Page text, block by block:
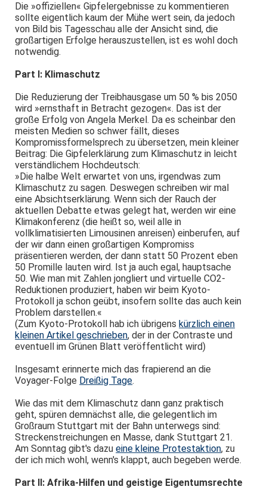
Die »offiziellen« Gipfelergebnisse zu kommentieren
sollte eigentlich kaum der Mühe wert sein, da jedoch
von Bild bis Tagesschau alle der Ansicht sind, die
großartigen Erfolge herauszustellen, ist es wohl doch
notwendig.
Part I: Klimaschutz
Die Reduzierung der Treibhausgase um 50 % bis 2050
wird »ernsthaft in Betracht gezogen«. Das ist der
große Erfolg von Angela Merkel. Da es scheinbar den
meisten Medien so schwer fällt, dieses
Kompromissformelsprech zu übersetzen, mein kleiner
Beitrag: Die Gipfelerklärung zum Klimaschutz in leicht
verständlichem Hochdeutsch:
»Die halbe Welt erwartet von uns, irgendwas zum
Klimaschutz zu sagen. Deswegen schreiben wir mal
eine Absichtserklärung. Wenn sich der Rauch der
aktuellen Debatte etwas gelegt hat, werden wir eine
Klimakonferenz (die heißt so, weil alle in
vollklimatisierten Limousinen anreisen) einberufen, auf
der wir dann einen großartigen Kompromiss
präsentieren werden, der dann statt 50 Prozent eben
50 Promille lauten wird. Ist ja auch egal, hauptsache
50. Wie man mit Zahlen jongliert und virtuelle CO2-
Reduktionen produziert, haben wir beim Kyoto-
Protokoll ja schon geübt, insofern sollte das auch kein
Problem darstellen.«
(Zum Kyoto-Protokoll hab ich übrigenskürzlich einen
kleinen Artikel geschrieben, der in der Contraste und
eventuell im Grünen Blatt veröffentlicht wird)
Insgesamt erinnerte mich das frapierend an die
Voyager-Folge Dreißig Tage.
Wie das mit dem Klimaschutz dann ganz praktisch
geht, spüren demnächst alle, die gelegentlich im
Großraum Stuttgart mit der Bahn unterwegs sind:
Streckenstreichungen en Masse, dank Stuttgart 21.
Am Sonntag gibt's dazueine kleine Protestaktion, zu
der ich mich wohl, wenn's klappt, auch begeben werde.
Part II: Afrika-Hilfen und geistige Eigentumsrechte